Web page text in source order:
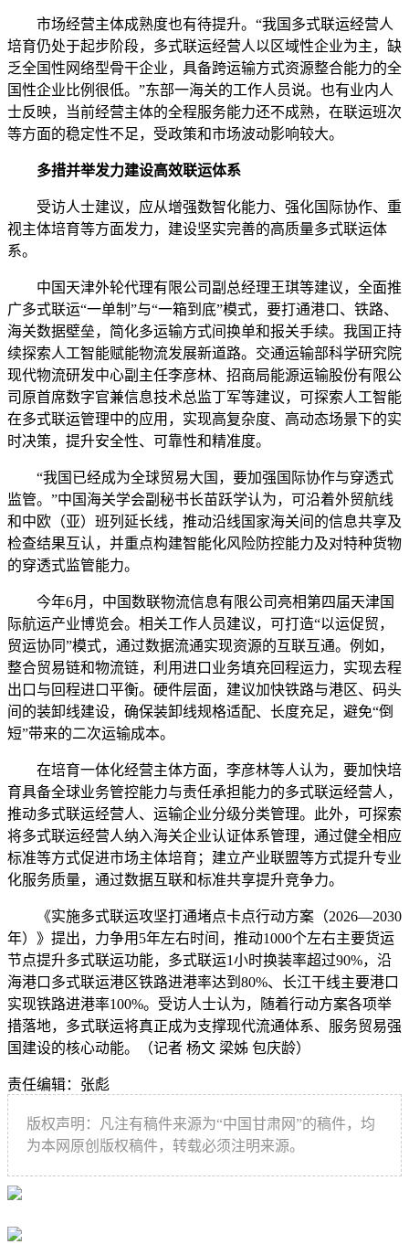
市场经营主体成熟度也有待提升。“我国多式联运经营人
培育仍处于起步阶段，多式联运经营人以区域性企业为主，缺
乏全国性网络型骨干企业，具备跨运输方式资源整合能力的全
国性企业比例很低。”东部一海关的工作人员说。也有业内人
士反映，当前经营主体的全程服务能力还不成熟，在联运班次
等方面的稳定性不足，受政策和市场波动影响较大。
多措并举发力建设高效联运体系
受访人士建议，应从增强数智化能力、强化国际协作、重
视主体培育等方面发力，建设坚实完善的高质量多式联运体
系。
中国天津外轮代理有限公司副总经理王琪等建议，全面推
广多式联运“一单制”与“一箱到底”模式，要打通港口、铁路、
海关数据壁垒，简化多运输方式间换单和报关手续。我国正持
续探索人工智能赋能物流发展新道路。交通运输部科学研究院
现代物流研发中心副主任李彦林、招商局能源运输股份有限公
司原首席数字官兼信息技术总监丁军等建议，可探索人工智能
在多式联运管理中的应用，实现高复杂度、高动态场景下的实
时决策，提升安全性、可靠性和精准度。
“我国已经成为全球贸易大国，要加强国际协作与穿透式
监管。”中国海关学会副秘书长苗跃学认为，可沿着外贸航线
和中欧（亚）班列延长线，推动沿线国家海关间的信息共享及
检查结果互认，并重点构建智能化风险防控能力及对特种货物
的穿透式监管能力。
今年6月，中国数联物流信息有限公司亮相第四届天津国
际航运产业博览会。相关工作人员建议，可打造“以运促贸，
贸运协同”模式，通过数据流通实现资源的互联互通。例如，
整合贸易链和物流链，利用进口业务填充回程运力，实现去程
出口与回程进口平衡。硬件层面，建议加快铁路与港区、码头
间的装卸线建设，确保装卸线规格适配、长度充足，避免“倒
短”带来的二次运输成本。
在培育一体化经营主体方面，李彦林等人认为，要加快培
育具备全球业务管控能力与责任承担能力的多式联运经营人，
推动多式联运经营人、运输企业分级分类管理。此外，可探索
将多式联运经营人纳入海关企业认证体系管理，通过健全相应
标准等方式促进市场主体培育；建立产业联盟等方式提升专业
化服务质量，通过数据互联和标准共享提升竞争力。
《实施多式联运攻坚打通堵点卡点行动方案（2026—2030
年）》提出，力争用5年左右时间，推动1000个左右主要货运
节点提升多式联运功能，多式联运1小时换装率超过90%，沿
海港口多式联运港区铁路进港率达到80%、长江干线主要港口
实现铁路进港率100%。受访人士认为，随着行动方案各项举
措落地，多式联运将真正成为支撑现代流通体系、服务贸易强
国建设的核心动能。（记者 杨文 梁姊 包庆龄）
责任编辑：张彪
版权声明：凡注有稿件来源为“中国甘肃网”的稿件，均
为本网原创版权稿件，转载必须注明来源。